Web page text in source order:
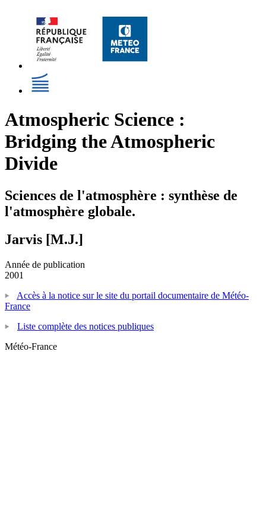
Atmospheric Science :
Bridging the Atmospheric
Divide
Sciences de l'atmosphère : synthèse de
l'atmosphère globale.
Jarvis [M.J.]
Année de publication
2001
Accès à la notice sur le site du portail documentaire de Météo-
France
Liste complète des notices publiques
Météo-France